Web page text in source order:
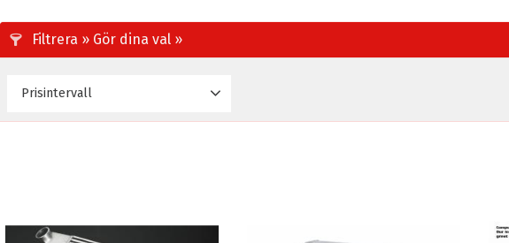
Prisintervall